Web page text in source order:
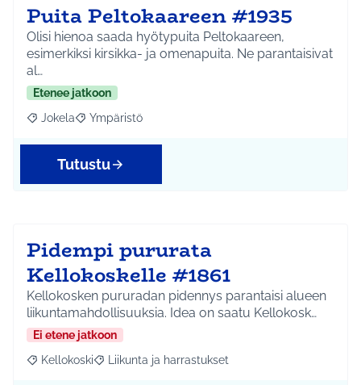
Puita Peltokaareen #1935
Olisi hienoa saada hyötypuita Peltokaareen,
esimerkiksi kirsikka- ja omenapuita. Ne parantaisivat
al…
Etenee jatkoon
Rajaa tulokset aihepiirin mukaan: Jokela
Jokela Rajaa tulokset teeman mukaan: Ympäristö
Ympäristö
Tutustu
Pidempi pururata
Kellokoskelle #1861
Kellokosken pururadan pidennys parantaisi alueen
liikuntamahdollisuuksia. Idea on saatu Kellokosk…
Ei etene jatkoon
Rajaa tulokset aihepiirin mukaan: Kellokoski
Kellokoski Rajaa tulokset teeman mukaan: Liikunta ja
Liikunta ja harrastukset